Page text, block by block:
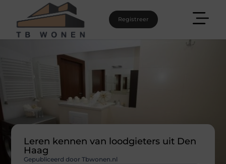
Registreer
Leren kennen van loodgieters uit Den
Haag
Gepubliceerd door Tbwonen.nl